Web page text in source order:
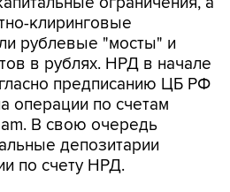
клиринговые
рублевые "мосты" и
в рублях. НРД в начале
предписанию ЦБ РФ
операции по счетам
В свою очередь
депозитарии
по счету НРД.